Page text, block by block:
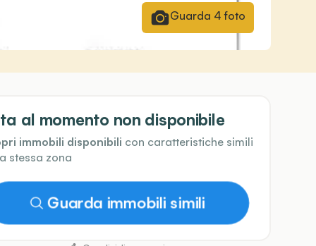
Guarda 4 foto
al momento non disponibile
immobili disponibili con caratteristiche simili
stessa zona
Guarda immobili simili